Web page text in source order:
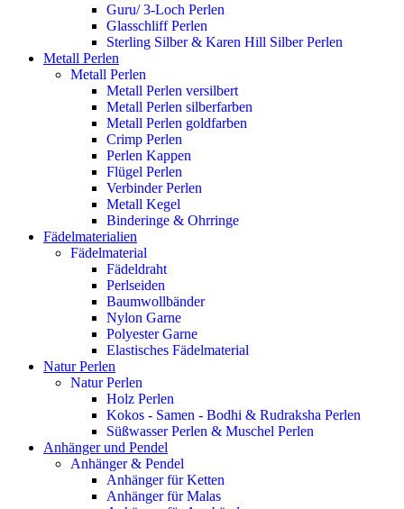
Guru/ 3-Loch Perlen
Glasschliff Perlen
Sterling Silber & Karen Hill Silber Perlen
Metall Perlen
Metall Perlen
Metall Perlen versilbert
Metall Perlen silberfarben
Metall Perlen goldfarben
Crimp Perlen
Perlen Kappen
Flügel Perlen
Verbinder Perlen
Metall Kegel
Binderinge & Ohrringe
Fädelmaterialien
Fädelmaterial
Fädeldraht
Perlseiden
Baumwollbänder
Nylon Garne
Polyester Garne
Elastisches Fädelmaterial
Natur Perlen
Natur Perlen
Holz Perlen
Kokos - Samen - Bodhi & Rudraksha Perlen
Süßwasser Perlen & Muschel Perlen
Anhänger und Pendel
Anhänger & Pendel
Anhänger für Ketten
Anhänger für Malas